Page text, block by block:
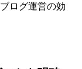
ログ運営の効